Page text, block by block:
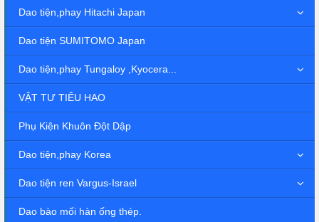
Dao tiện,phay Hitachi Japan
Dao tiện SUMITOMO Japan
Dao tiện,phay Tungaloy ,Kyocera...
VẬT TƯ TIÊU HAO
Phụ Kiện Khuôn Đột Dập
Dao tiện,phay Korea
Dao tiện ren Vargus-Israel
Dao bào mối hàn ống thép.